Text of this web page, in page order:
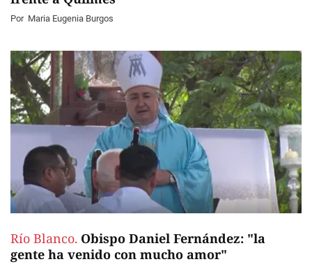
Por Maria Eugenia Burgos
Río Blanco. Obispo Daniel Fernández: "la
gente ha venido con mucho amor"